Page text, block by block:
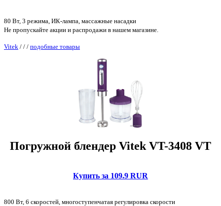
80 Вт, 3 режима, ИК-лампа, массажные насадки
Не пропускайте акции и распродажи в нашем магазине.
Vitek / / / подобные товары
Погружной блендер Vitek VT-3408 VT
Купить за 109.9 RUR
800 Вт, 6 скоростей, многоступенчатая регулировка скорости